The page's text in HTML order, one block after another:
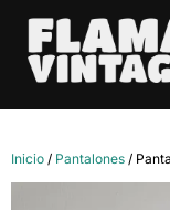
Inicio / Pantalones /